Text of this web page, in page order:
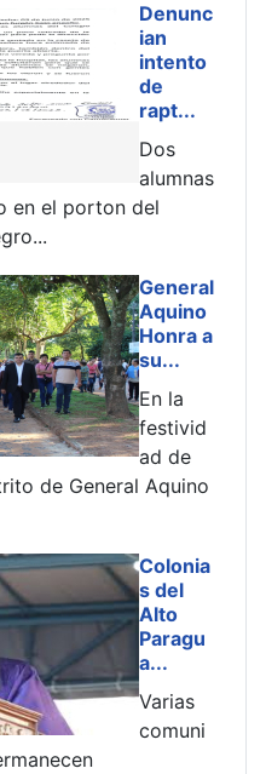
reunión mantenida en la
de Villa del Ro...